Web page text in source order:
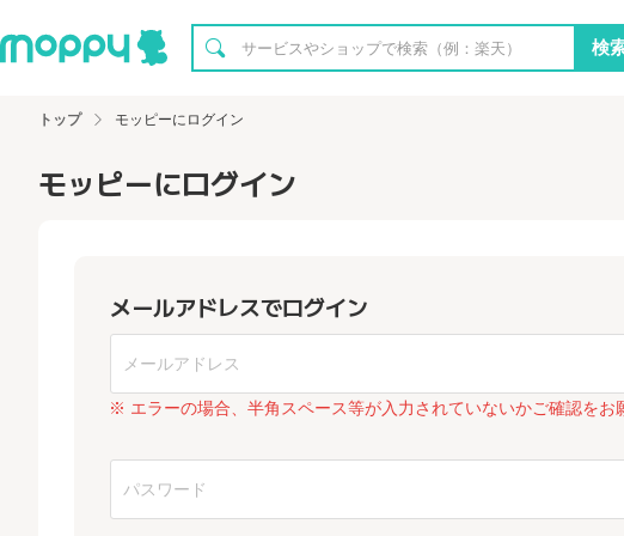
検
トップ モッピーにログイン
モッピーにログイン
メールアドレスでログイン
※ エラーの場合、半角スペース等が入力されていないかご確認をお